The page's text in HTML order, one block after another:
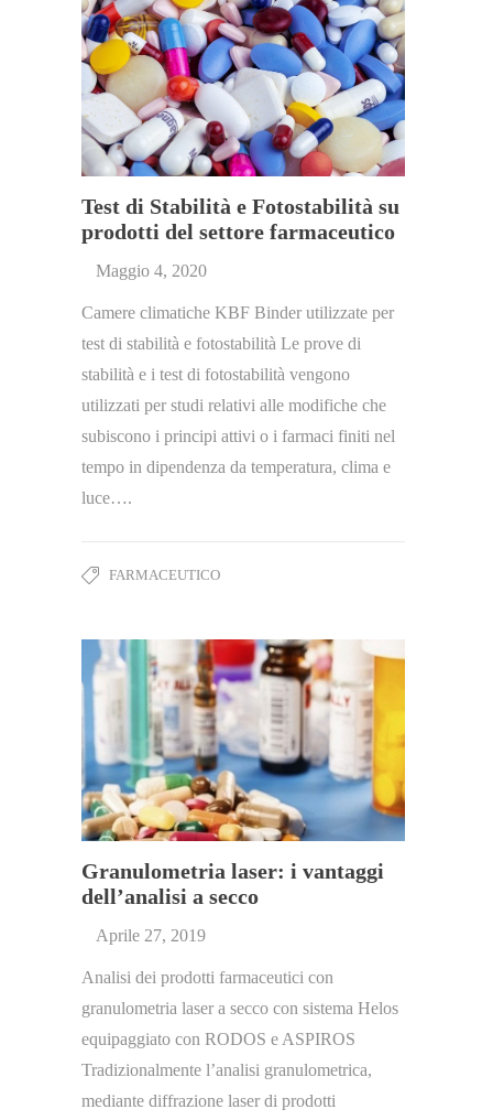
Test di Stabilità e Fotostabilità su
prodotti del settore farmaceutico
Maggio 4, 2020
Camere climatiche KBF Binder utilizzate per
test di stabilità e fotostabilità Le prove di
stabilità e i test di fotostabilità vengono
utilizzati per studi relativi alle modifiche che
subiscono i principi attivi o i farmaci finiti nel
tempo in dipendenza da temperatura, clima e
luce….
FARMACEUTICO
Granulometria laser: i vantaggi
dell’analisi a secco
Aprile 27, 2019
Analisi dei prodotti farmaceutici con
granulometria laser a secco con sistema Helos
equipaggiato con RODOS e ASPIROS
Tradizionalmente l’analisi granulometrica,
mediante diffrazione laser di prodotti